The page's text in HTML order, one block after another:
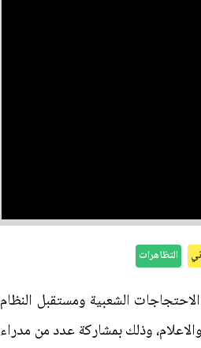
التظاهرات
الشعبية ومستقبل النظام
وذلك بمشاركة عدد من مدراء